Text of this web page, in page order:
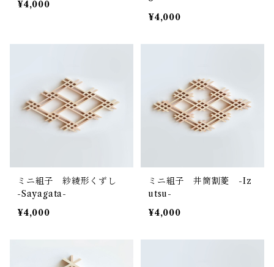
¥4,000
¥4,000
ミニ組子 紗綾形くずし
-Sayagata-
¥4,000
ミニ組子 井筒割菱 -Iz
utsu-
¥4,000